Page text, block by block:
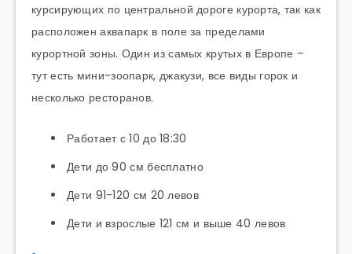
курсирующих по центральной дороге курорта, так как
расположен аквапарк в поле за пределами
курортной зоны. Один из самых крутых в Европе –
тут есть мини-зоопарк, джакузи, все виды горок и
несколько ресторанов.
Работает с 10 до 18:30
Дети до 90 см бесплатно
Дети 91-120 см 20 левов
Дети и взрослые 121 см и выше 40 левов